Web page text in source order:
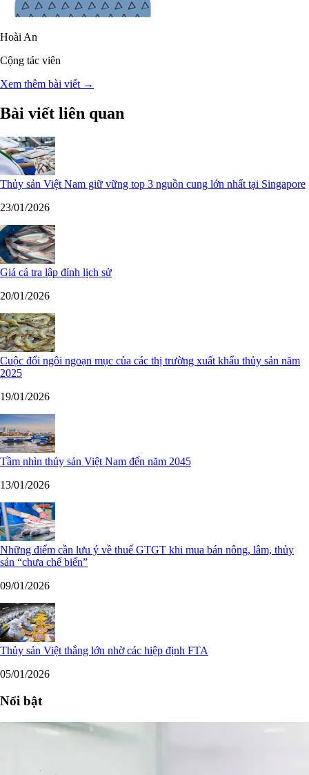
Hoài An
Cộng tác viên
Xem thêm bài viết →
Bài viết liên quan
Thủy sản Việt Nam giữ vững top 3 nguồn cung lớn nhất tại Singapore
23/01/2026
Giá cá tra lập đỉnh lịch sử
20/01/2026
Cuộc đổi ngôi ngoạn mục của các thị trường xuất khẩu thủy sản năm
2025
19/01/2026
Tầm nhìn thủy sản Việt Nam đến năm 2045
13/01/2026
Những điểm cần lưu ý về thuế GTGT khi mua bán nông, lâm, thủy
sản “chưa chế biến”
09/01/2026
Thủy sản Việt thắng lớn nhờ các hiệp định FTA
05/01/2026
Nổi bật